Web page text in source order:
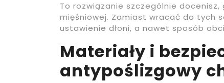
To rozwiązanie szczególnie
mięśniowej. Zamiast wracać do tych
ustawienie dłoni, a nawet sposób
Materiały i
antypoślizgowy